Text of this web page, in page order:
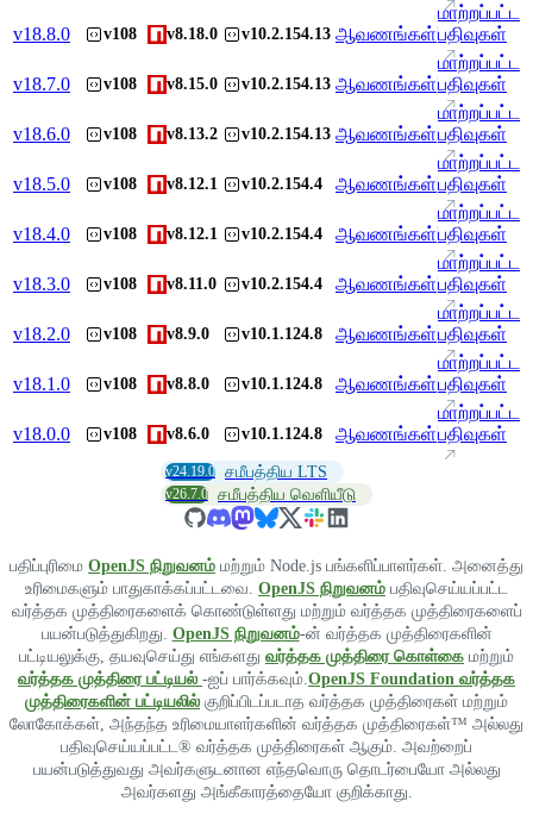
v18.8.0 v108 v8.18.0 v10.2.154.13 ஆவணங்கள்
மாற்றப்பட்ட
பதிவுகள்
v18.7.0 v108 v8.15.0 v10.2.154.13 ஆவணங்கள்
மாற்றப்பட்ட
பதிவுகள்
v18.6.0 v108 v8.13.2 v10.2.154.13 ஆவணங்கள்
மாற்றப்பட்ட
பதிவுகள்
v18.5.0 v108 v8.12.1 v10.2.154.4 ஆவணங்கள்
மாற்றப்பட்ட
பதிவுகள்
v18.4.0 v108 v8.12.1 v10.2.154.4 ஆவணங்கள்
மாற்றப்பட்ட
பதிவுகள்
v18.3.0 v108 v8.11.0 v10.2.154.4 ஆவணங்கள்
மாற்றப்பட்ட
பதிவுகள்
v18.2.0 v108 v8.9.0 v10.1.124.8 ஆவணங்கள்
மாற்றப்பட்ட
பதிவுகள்
v18.1.0 v108 v8.8.0 v10.1.124.8 ஆவணங்கள்
மாற்றப்பட்ட
பதிவுகள்
v18.0.0 v108 v8.6.0 v10.1.124.8 ஆவணங்கள்
மாற்றப்பட்ட
பதிவுகள்
v24.19.0 சமீபத்திய LTS
v26.7.0 சமீபத்திய வெளியீடு
பதிப்புரிமை OpenJS நிறுவனம் மற்றும் Node.js பங்களிப்பாளர்கள். அனைத்து
உரிமைகளும் பாதுகாக்கப்பட்டவை. OpenJS நிறுவனம் பதிவுசெய்யப்பட்ட
வர்த்தக முத்திரைகளைக் கொண்டுள்ளது மற்றும் வர்த்தக முத்திரைகளைப்
பயன்படுத்துகிறது. OpenJS நிறுவனம்-ன் வர்த்தக முத்திரைகளின்
பட்டியலுக்கு, தயவுசெய்து எங்களது வர்த்தக முத்திரை கொள்கை மற்றும்
வர்த்தக முத்திரை பட்டியல் -ஐப் பார்க்கவும். OpenJS Foundation வர்த்தக
முத்திரைகளின் பட்டியலில் குறிப்பிடப்படாத வர்த்தக முத்திரைகள் மற்றும்
லோகோக்கள், அந்தந்த உரிமையாளர்களின் வர்த்தக முத்திரைகள்™ அல்லது
பதிவுசெய்யப்பட்ட® வர்த்தக முத்திரைகள் ஆகும். அவற்றைப்
பயன்படுத்துவது அவர்களுடனான எந்தவொரு தொடர்பையோ அல்லது
அவர்களது அங்கீகாரத்தையோ குறிக்காது.